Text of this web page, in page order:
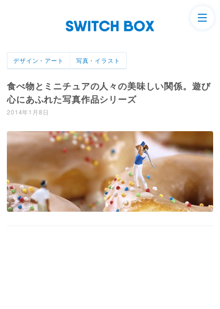
デザイン・アート 写真・イラスト
食べ物とミニチュアの人々の美味しい関係。遊び
心にあふれた写真作品シリーズ
2014年1月8日